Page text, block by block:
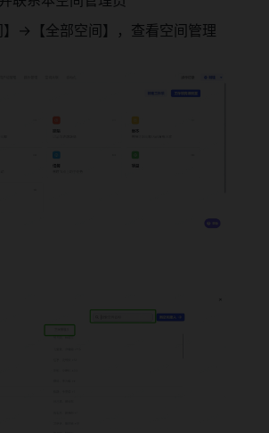
】->【全部空间】，查看空间管理